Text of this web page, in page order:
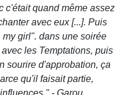
c'était quand même assez
avec eux [...]. Puis
girl". dans une soirée
les Temptations, puis
sourire d'approbation, ça
qu'il faisait partie,